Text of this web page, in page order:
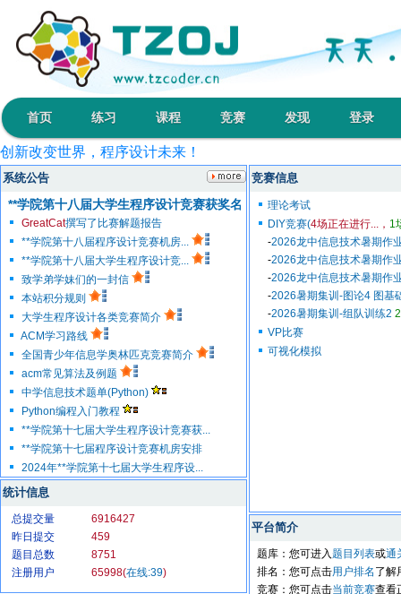
首页 练习 课程 竞赛 发现 登录
创新改变世界，程序设计未来！
输入理想的程序，输出快乐的人生！
开拓0和1的领域，展现你和我的实力！
指尖挥洒青春，指针书写人生！
代码弹指之间，算法掌控万千！
系统公告
**学院第十八届大学生程序设计竞赛获奖名单
GreatCat撰写了比赛解题报告
**学院第十八届程序设计竞赛机房...
**学院第十八届大学生程序设计竞...
致学弟学妹们的一封信
本站积分规则
大学生程序设计各类竞赛简介
ACM学习路线
全国青少年信息学奥林匹克竞赛简介
acm常见算法及例题
中学信息技术题单(Python)
Python编程入门教程
**学院第十七届大学生程序设计竞赛获...
**学院第十七届程序设计竞赛机房安排
2024年**学院第十七届大学生程序设...
统计信息
总提交量
6916427
昨日提交
459
题目总数
8751
注册用户
65998(在线:39)
竞赛信息
理论考试
DIY竞赛(4场正在进行...， 1
-2026龙中信息技术暑期作
-2026龙中信息技术暑期作
-2026龙中信息技术暑期作
-2026暑期集训-图论4 图基
-2026暑期集训-组队训练2
VP比赛
可视化模拟
平台简介
题库：您可进入题目列表或通
排名：您可点击用户排名 了解
竞赛：您可点击当前竞赛查看